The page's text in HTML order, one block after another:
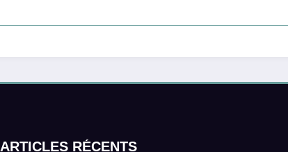
ARTICLES RÉCENTS